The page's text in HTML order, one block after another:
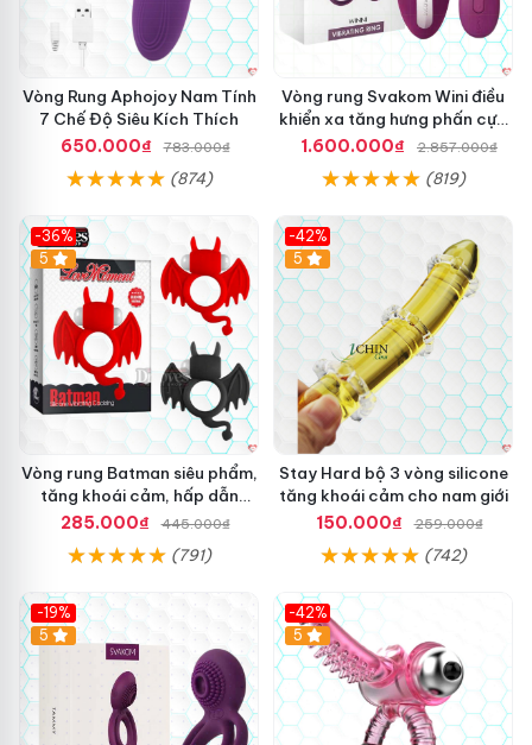
Vòng Rung Aphojoy Nam Tính
7 Chế Độ Siêu Kích Thích
650.000₫
783.000₫
(874)
Vòng rung Svakom Wini điều
khiển xa tăng hưng phấn cực
đỉnh
1.600.000₫ 2.857.000₫
(819)
-36%
5
Vòng rung Batman siêu phẩm,
tăng khoái cảm, hấp dẫn
người dùng
285.000₫ 445.000₫
(791)
-42%
5
Stay Hard bộ 3 vòng silicone
tăng khoái cảm cho nam giới
150.000₫
259.000₫
(742)
-19%
5
-42%
5